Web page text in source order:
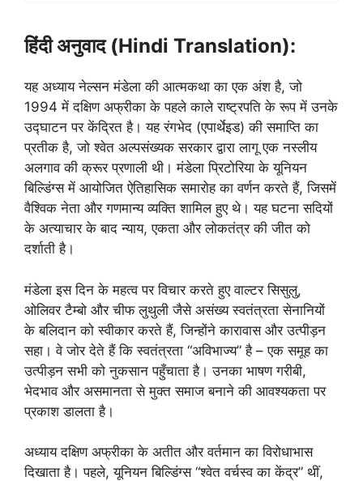
हिंदी अनुवाद (Hindi Translation):
यह अध्याय नेल्सन मंडेला की आत्मकथा का एक अंश है, जो
1994 में दक्षिण अफ्रीका के पहले काले राष्ट्रपति के रूप में उनके
उद्घाटन पर केंद्रित है। यह रंगभेद (एपार्थेइड) की समाप्ति का
प्रतीक है, जो श्वेत अल्पसंख्यक सरकार द्वारा लागू एक नस्लीय
अलगाव की क्रूर प्रणाली थी। मंडेला प्रिटोरिया के यूनियन
बिल्डिंग्स में आयोजित ऐतिहासिक समारोह का वर्णन करते हैं, जिसमें
वैश्विक नेता और गणमान्य व्यक्ति शामिल हुए थे। यह घटना सदियों
के अत्याचार के बाद न्याय, एकता और लोकतंत्र की जीत को
दर्शाती है।
मंडेला इस दिन के महत्व पर विचार करते हुए वाल्टर सिसुलु,
ओलिवर टैम्बो और चीफ लुथुली जैसे असंख्य स्वतंत्रता सेनानियों
के बलिदान को स्वीकार करते हैं, जिन्होंने कारावास और उत्पीड़न
सहा। वे जोर देते हैं कि स्वतंत्रता “अविभाज्य” है – एक समूह का
उत्पीड़न सभी को नुकसान पहुँचाता है। उनका भाषण गरीबी,
भेदभाव और असमानता से मुक्त समाज बनाने की आवश्यकता पर
प्रकाश डालता है।
अध्याय दक्षिण अफ्रीका के अतीत और वर्तमान का विरोधाभास
दिखाता है। पहले, यूनियन बिल्डिंग्स “श्वेत वर्चस्व का केंद्र” थीं,